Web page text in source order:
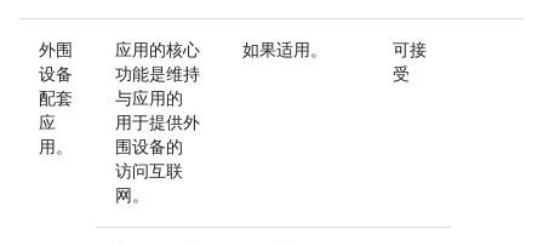
外围
设备
配套
应
用。
应用的核心
功能是维持
与应用的
用于提供外
围设备的
访问互联
网。
如果适用。
可接
受